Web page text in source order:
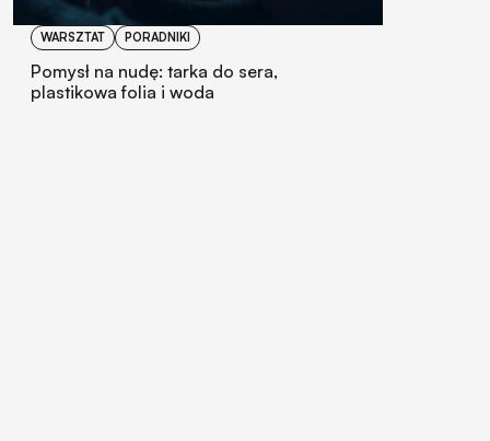
WARSZTAT PORADNIKI
Pomysł na nudę: tarka do sera,
plastikowa folia i woda